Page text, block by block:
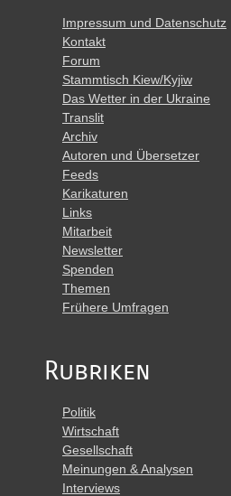
Impressum und Datenschutz
Kontakt
Forum
Stammtisch Kiew/Kyjiw
Das Wetter in der Ukraine
Translit
Archiv
Autoren und Übersetzer
Feeds
Karikaturen
Links
Mitarbeit
Newsletter
Spenden
Themen
Frühere Umfragen
Rubriken
Politik
Wirtschaft
Gesellschaft
Meinungen & Analysen
Interviews